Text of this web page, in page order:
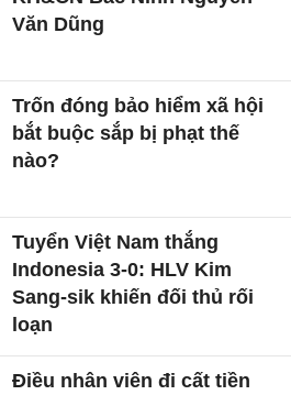
Văn Dũng
Trốn đóng bảo hiểm xã hội
bắt buộc sắp bị phạt thế
nào?
Tuyển Việt Nam thắng
Indonesia 3-0: HLV Kim
Sang-sik khiến đối thủ rối
loạn
Điều nhân viên đi cất tiền